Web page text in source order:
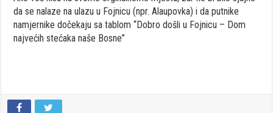
da se nalaze na ulazu u Fojnicu (npr. Alaupovka) i da putnike
namjernike dočekaju sa tablom “Dobro došli u Fojnicu – Dom
najvećih stećaka naše Bosne”